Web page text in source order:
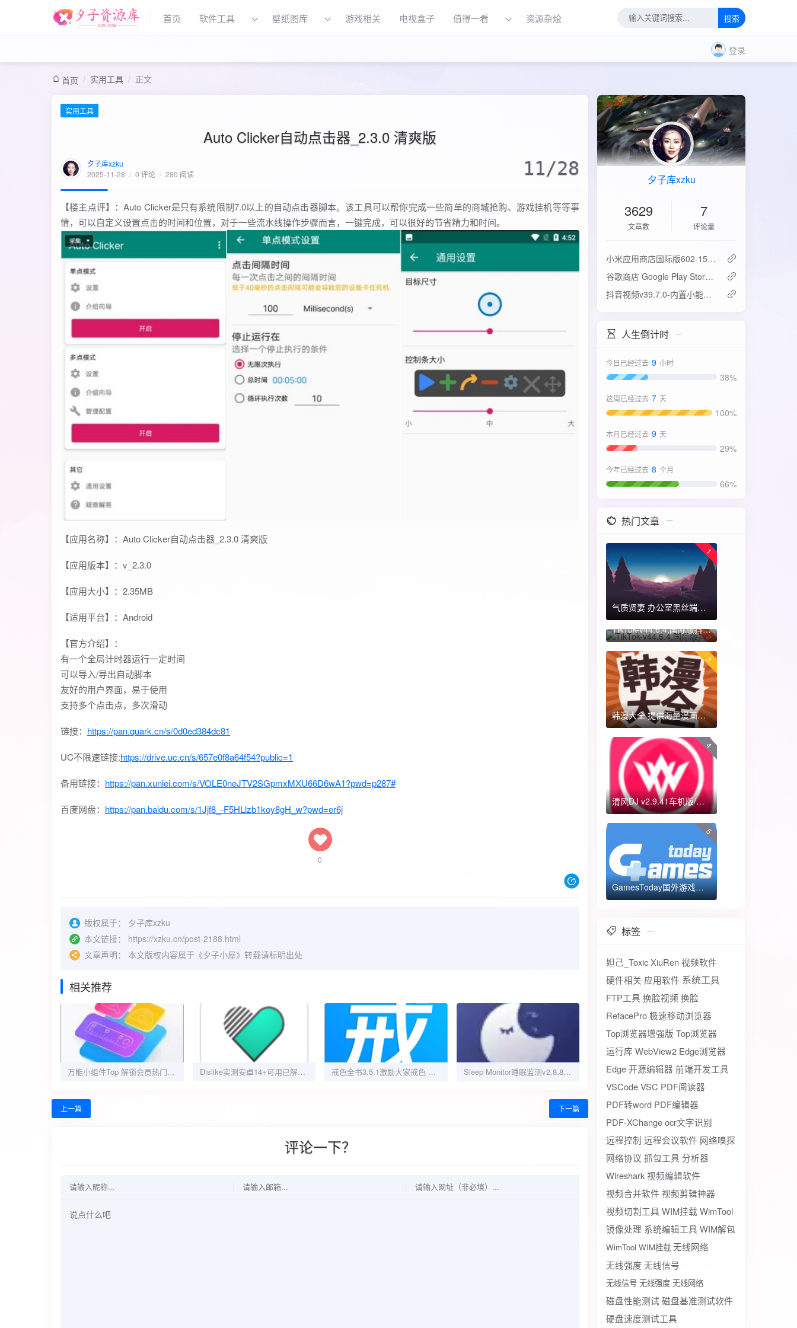
首页 软件工具 壁纸图库 游戏相关 电视盒子 值得一看 资源杂烩 搜索
登录
首页 / 实用工具 / 正文
实用工具
Auto Clicker自动点击器_2.3.0 清爽版
夕子库xzku
2025-11-28 / 0 评论 / 280 阅读 11/28
【楼主点评】：Auto Clicker是只有系统限制7.0以上的自动点击器脚本。该工具可以帮你完成一些简单的商城抢购、游戏挂机等等事
情，可以自定义设置点击的时间和位置，对于一些流水线操作步骤而言，一键完成，可以很好的节省精力和时间。
【应用名称】：Auto Clicker自动点击器_2.3.0 清爽版
【应用版本】：v_2.3.0
【应用大小】：2.35MB
【适用平台】：Android
【官方介绍】：
有一个全局计时器运行一定时间
可以导入/导出自动脚本
友好的用户界面，易于使用
支持多个点击点，多次滑动
链接： https://pan.quark.cn/s/0d0ed384dc81
UC不限速链接:https://drive.uc.cn/s/657e0f8a64f54?public=1
备用链接： https://pan.xunlei.com/s/VOLE0neJTV2SGpmxMXU66D6wA1?pwd=p287#
百度网盘： https://pan.baidu.com/s/1Jjf8_-F5HLlzb1koy8gH_w?pwd=er6j
0
版权属于：
夕子库xzku
本文链接：
https://xzku.cn/post-2188.html
文章声明：
本文版权内容属于《夕子小屋》转载请标明出处
相关推荐
万能小组件Top 解锁会员热门小组件 Dislike实测安卓14+可用已解锁会员无需登录 戒色全书3.5.1激励大家戒色 不仅仅戒色更修心 Sleep Monitor睡眠监测v2.8.8.1高级版
上一篇 下一篇
评论一下？
夕子库xzku
3629
文章数
7
评论量
‌小米应用商店国际版602-15.6.0.2：免登录直下，比谷歌商店快3倍！
谷歌商店 Google Play Store v52.4.42-31版
抖音视频v39.7.0-内置小能手2.0.7模块
人生倒计时
今日已经过去 9 小时
38%
这周已经过去 7 天
100%
本月已经过去 9 天
29%
今年已经过去 8 个月
66%
热门文章
1
气质贤妻 办公室黑丝端木蓉 国漫女神 ​​​
2
TikTok-v44.6.4,国际版抖音海外畅享,免拔卡体验!附保姆级详细使用指南
3
韩漫大全 提供海量漫画资源
4
清风DJ v2.9.41车机版/手机版-全方位DJ舞曲
5
GamesToday国外游戏下载器 不需要T子
标签
妲己_ToxicXiuRen 视频软件
硬件相关 应用软件 系统工具
FTP工具 换脸视频 换脸
RefacePro极速移动浏览器
Top浏览器增强版 Top浏览器
运行库 WebView2 Edge浏览器
Edge开源编辑器 前端开发工具
VSCodeVSC PDF阅读器
PDF转word PDF编辑器
PDF-XChangeocr文字识别
远程控制 远程会议软件 网络嗅探
网络协议 抓包工具 分析器
Wireshark视频编辑软件
视频合并软件 视频剪辑神器
视频切割工具 WIM挂载 WimTool
镜像处理 系统编辑工具 WIM解包
WimTool WIM挂载 无线网络
无线强度 无线信号
无线信号 无线强度 无线网络
磁盘性能测试 磁盘基准测试软件
硬盘速度测试工具